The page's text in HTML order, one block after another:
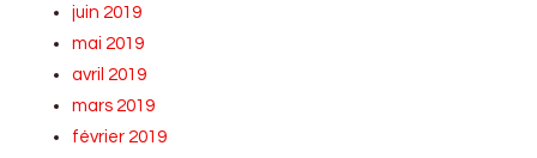
juin 2019
mai 2019
avril 2019
mars 2019
février 2019